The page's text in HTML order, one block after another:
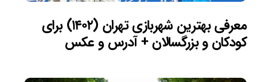
معرفی بهترین شهربازی تهران (۱۴۰۲) برای
کودکان و بزرگسالان + آدرس و عکس